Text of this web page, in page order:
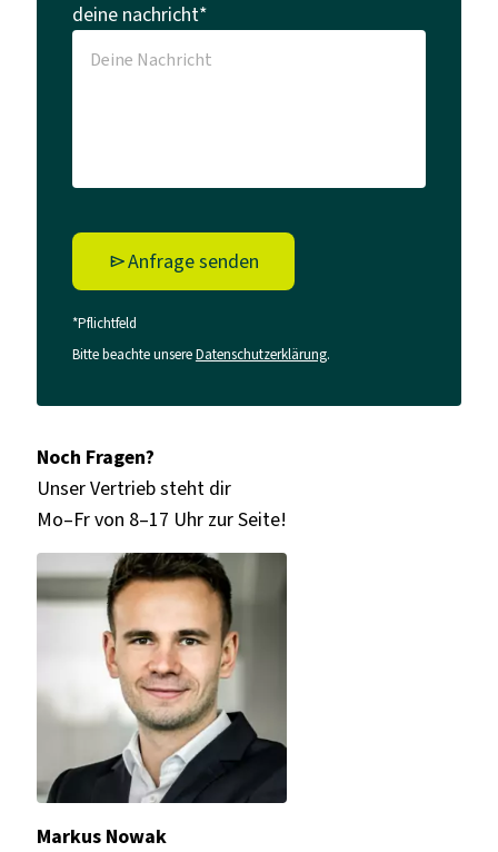
deine nachricht*
Anfrage senden
*Pflichtfeld
Bitte beachte unsereDatenschutzerklärung.
Noch Fragen?
Unser Vertrieb steht dir
Mo–Fr von 8–17 Uhr zur Seite!
Markus Nowak